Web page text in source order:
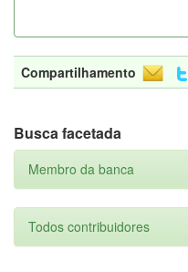
Compartilhamento
Busca facetada
Membro da banca
Todos contribuidores